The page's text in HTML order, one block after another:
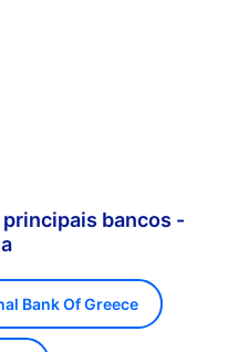
principais bancos -
Bank Of Greece